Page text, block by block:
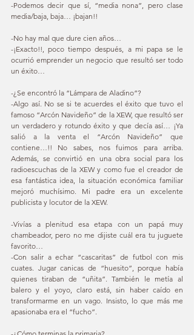
-Podemos decir que sí, “media nona”, pero clase
media/baja, baja… ¡bajan!!
-No hay mal que dure cien años…
-¡Exacto!!, poco tiempo después, a mi papa se le
ocurrió emprender un negocio que resultó ser todo
un éxito…
-¿Se encontró la “Lámpara de Aladino”?
-Algo así. No se si te acuerdes el éxito que tuvo el
famoso “Arcón Navideño” de la XEW, que resultó ser
un verdadero y rotundo éxito y que decía así… ¡Ya
salió a la venta el “Arcón Navideño” que
contiene…!! No sabes, nos fuimos para arriba.
Además, se convirtió en una obra social para los
radioescuchas de la XEW y como fue el creador de
esa fantástica idea, la situación económica familiar
mejoró muchísimo. Mi padre era un excelente
publicista y locutor de la XEW.
-Vivías a plenitud esa etapa con un papá muy
chambeador, pero no me dijiste cuál era tu juguete
favorito…
-Con salir a echar “cascaritas” de futbol con mis
cuates. Jugar canicas de “huesito”, porque había
quienes tiraban de “uñita”. También le metía al
balero y el yoyo, claro está, sin haber caído en
transformarme en un vago. Insisto, lo que más me
apasionaba era el “fucho”.